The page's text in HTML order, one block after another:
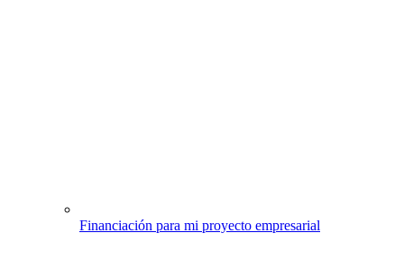
Financiación para mi proyecto empresarial